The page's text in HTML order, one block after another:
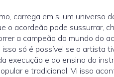
carrega em si um universo
o acordeão pode sussurrar,
a campeão do mundo do
só é possível se o artista
execução e do ensino do
e tradicional. Vi isso